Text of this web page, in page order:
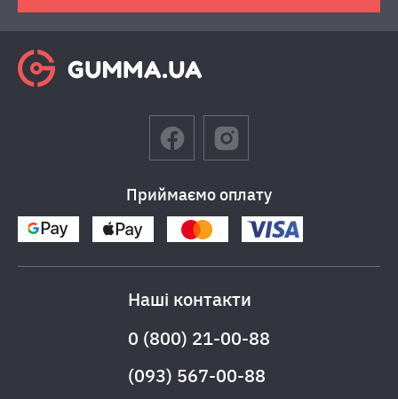
Приймаємо оплату
Наші контакти
0 (800) 21-00-88
(093) 567-00-88